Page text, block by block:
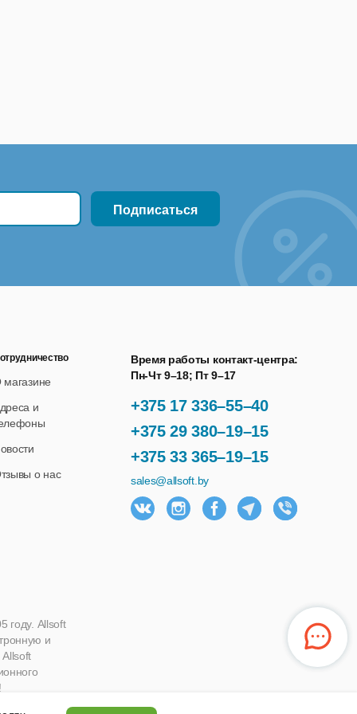
+375 17 336–55–40
+375 29 380–19–15
+375 33 365–19–15
Время работы контакт-центра:
Пн-Чт 9–18; Пт 9–17
sales@allsoft.by
и
о нас
году. Allsoft
и